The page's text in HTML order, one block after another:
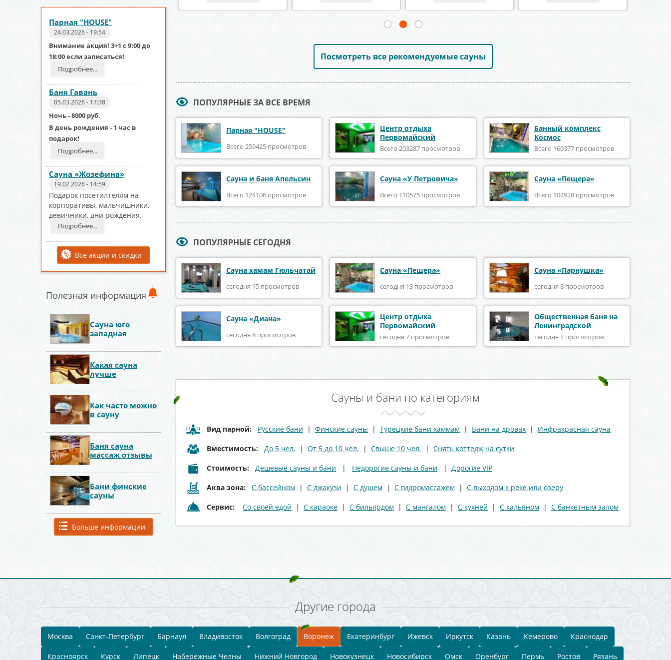
Парная "HOUSE"
24.03.2026 - 19:54
Внимание акция! 3+1 с 9:00 до
18:00 если записаться!
Подробнее...
Баня Гавань
05.03.2026 - 17:38
Ночь - 8000 руб.
В день рождения - 1 час в
подарок!
Подробнее...
Сауна «Жозефина»
19.02.2026 - 14:59
Подарок посетилтелям на
корпоративы, мальчишники,
девичники, дни рождения.
Подробнее...
Все акции и скидки
Полезная информация
Сауна юго
западная
Какая сауна
лучше
Как часто можно
в сауну
Баня сауна
массаж отзывы
Бани финские
сауны
Больше информации
Посмотреть все рекомендуемые сауны
ПОПУЛЯРНЫЕ ЗА ВСЕ ВРЕМЯ
Парная "HOUSE"
Всего 259425 просмотров
Центр отдыха
Первомайский
Всего 203287 просмотров
Банный комплекс
Космос
Всего 160377 просмотров
Сауна и баня Апельсин
Всего 124106 просмотров
Сауна «У Петровича»
Всего 110575 просмотров
Сауна «Пещера»
Всего 104928 просмотров
ПОПУЛЯРНЫЕ СЕГОДНЯ
Сауна хамам Гюльчатай
сегодня 15 просмотров
Сауна «Пещера»
сегодня 13 просмотров
Сауна «Парнушка»
сегодня 8 просмотров
Сауна «Диана»
сегодня 8 просмотров
Центр отдыха
Первомайский
сегодня 7 просмотров
Общественная баня на
Ленинградской
сегодня 7 просмотров
Сауны и бани по категориям
Вид парной: Русские бани | Финские сауны | Турецкие бани хаммам | Бани на дровах | Инфракрасная сауна
Вместимость: До 5 чел. | От 5 до 10 чел. | Свыше 10 чел. | Снять коттедж на сутки
Стоимость: Дешевые сауны и бани | Недорогие сауны и бани | Дорогие VIP
Аква зона: С бассейном | С джакузи | С душем | С гидромассажем | С выходом к реке или озеру
Сервис: Со своей едой | С караоке | С бильярдом | С мангалом | С кухней | С кальяном | С банкетным залом
Другие города
Москва Санкт-Петербург Барнаул Владивосток Волгоград Воронеж Екатеринбург Ижевск Иркутск Казань Кемерово Краснодар
Красноярск Курск Липецк Набережные Челны Нижний Новгород Новокузнецк Новосибирск Омск Оренбург Пермь Ростов Рязань